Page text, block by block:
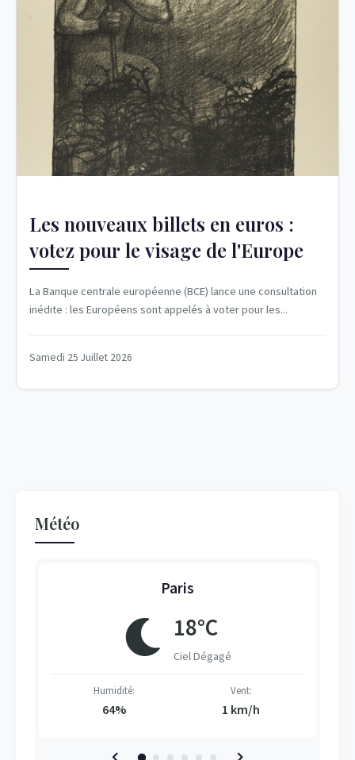
Les nouveaux billets en euros :
votez pour le visage de l'Europe
La Banque centrale européenne (BCE) lance une consultation
inédite : les Européens sont appelés à voter pour les...
Samedi 25 Juillet 2026
Météo
Paris
18°C
Ciel Dégagé
Humidité:
64%
Vent:
1 km/h